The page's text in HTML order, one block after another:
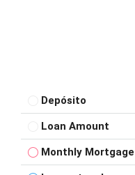
Depósito
Loan Amount
Monthly